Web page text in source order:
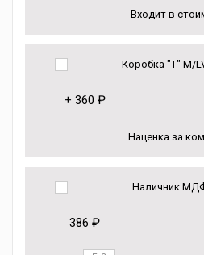
Входит в
Коробка "Т" M/
+ 360 ₽
Наценка за
Наличник
386 ₽